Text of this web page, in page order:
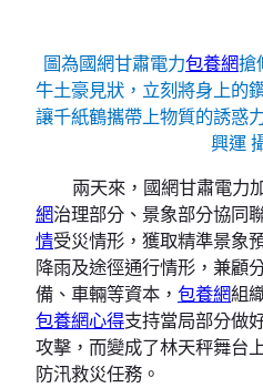
圖為國網甘肅電力包養網搶
牛土豪見狀，立刻將身上的
讓千紙鶴攜帶上物質的誘惑
興運
兩天來，國網甘肅電力
網治理部分、景象部分協同
情受災情形，獲取精準景象
降雨及途徑通行情形，兼顧
備、車輛等資本， 包養網組
包養網心得支持當局部分做
攻擊，而變成了林天秤舞台
防汛救災任務。